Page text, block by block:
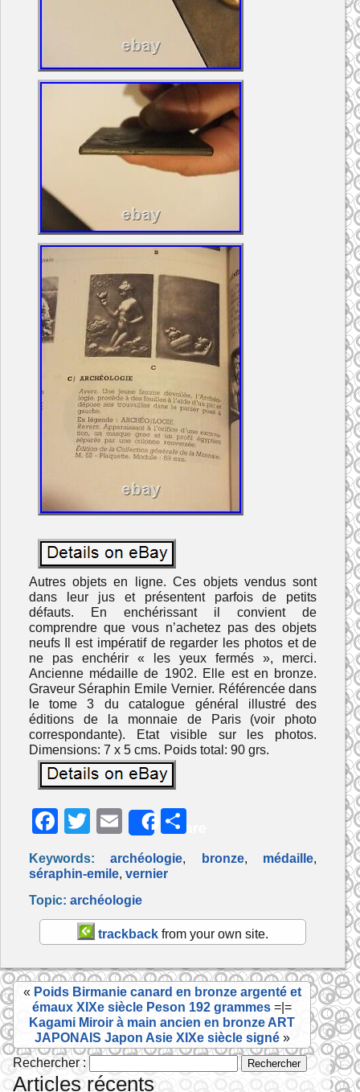
Autres objets en ligne. Ces objets vendus sont
dans leur jus et présentent parfois de petits
défauts. En enchérissant il convient de
comprendre que vous n’achetez pas des objets
neufs Il est impératif de regarder les photos et de
ne pas enchérir « les yeux fermés », merci.
Ancienne médaille de 1902. Elle est en bronze.
Graveur Séraphin Emile Vernier. Référencée dans
le tome 3 du catalogue général illustré des
éditions de la monnaie de Paris (voir photo
correspondante). Etat visible sur les photos.
Dimensions: 7 x 5 cms. Poids total: 90 grs.
F
c
e
b
o
o
k
T
itt
er
E
m
ai
l
Share
ar
ta
er
Keywords:archéologie, bronze, médaille,
séraphin-emile, vernier
Topic: archéologie
trackback from your own site.
« Poids Birmanie canard en bronze argenté et
émaux XIXe siècle Peson 192 grammes =|=
Kagami Miroir à main ancien en bronze ART
JAPONAIS Japon Asie XIXe siècle signé»
Rechercher :
Articles récents